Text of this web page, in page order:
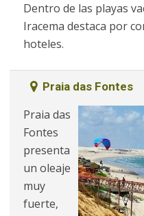
Dentro de las playas
Iracema destaca por
hoteles.
Praia das Fontes
Praia das
Fontes
presenta
un oleaje
muy
fuerte,